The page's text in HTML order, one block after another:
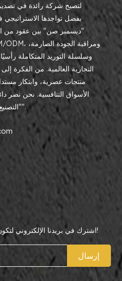
لتصبح شركة رائدة في تصدير
بفضل تواجدها الاستراتيجي
"ديسمبر صن" بين عقود من
وسلسلة التوريد المتكاملة
التجارية العالمية. من الفكرة
منتجات عصرية، وابتكار
الأسواق التنافسية. نحن نصر
"التصنيع الأخلاقي والجودة غير المساومة".
اشترك في بريدنا الإلكتروني لتكون أول من يعرف عروضنا الخاصة!
إرسال